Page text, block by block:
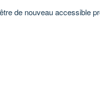
de nouveau accessible